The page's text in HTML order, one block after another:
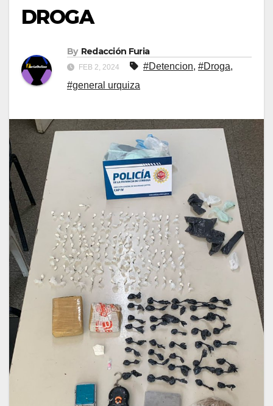
DROGA
By Redacción Furia
FEB 2, 2024 #Detencion, #Droga,
#general urquiza